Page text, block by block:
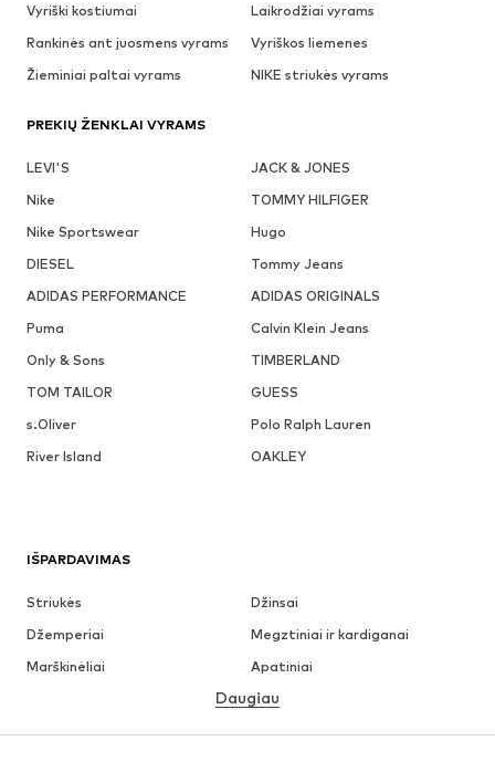
Vyriški kostiumai
Laikrodžiai vyrams
Rankinės ant juosmens vyrams
Vyriškos liemenes
Žieminiai paltai vyrams
NIKE striukės vyrams
PREKIŲ ŽENKLAI VYRAMS
LEVI'S
JACK & JONES
Nike
TOMMY HILFIGER
Nike Sportswear
Hugo
DIESEL
Tommy Jeans
ADIDAS PERFORMANCE
ADIDAS ORIGINALS
Puma
Calvin Klein Jeans
Only & Sons
TIMBERLAND
TOM TAILOR
GUESS
s.Oliver
Polo Ralph Lauren
River Island
OAKLEY
IŠPARDAVIMAS
Striukės
Džinsai
Džemperiai
Megztiniai ir kardiganai
Marškinėliai
Apatiniai
Marškiniai
Daugiau